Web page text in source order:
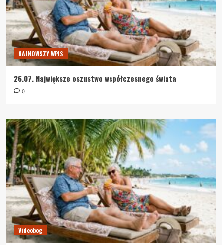
NAJNOWSZY WPIS
26.07. Największe oszustwo współczesnego świata
0
Videobog